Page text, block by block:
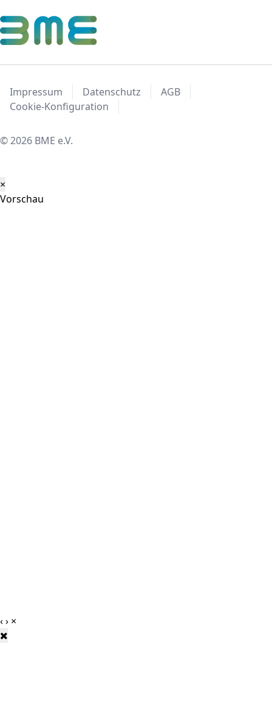
Impressum Datenschutz
AGB
Cookie-Konfiguration
© 2026 BME e.V.
×
Vorschau
‹› ×